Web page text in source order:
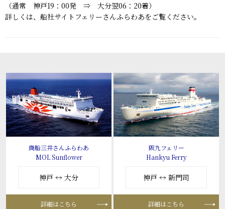
（通常 神戸19：00発 ⇒ 大分翌06：20着）
詳しくは、船社サイトフェリーさんふらわあをご覧ください。
商船三井さんふらわあ
MOL Sunflower
神戸 ↔ 大分
詳細はこちら
阪九フェリー
Hankyu Ferry
神戸 ↔ 新門司
詳細はこちら